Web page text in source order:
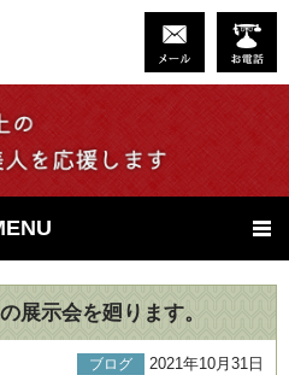
展示会を廻ります。
ブログ 2021年10月31日